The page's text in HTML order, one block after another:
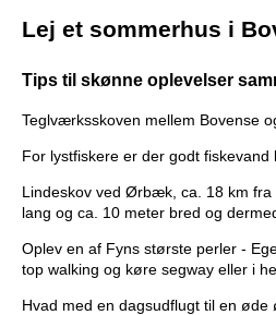
Lej et sommerhus i
Tips til skønne oplevelser
Teglværksskoven mellem Bovense
For lystfiskere er der godt
Lindeskov ved Ørbæk, ca. 18 km fra
lang og ca. 10 meter bred og
Oplev en af Fyns største perler -
top walking og køre segway eller i
Hvad med en dagsudflugt til en